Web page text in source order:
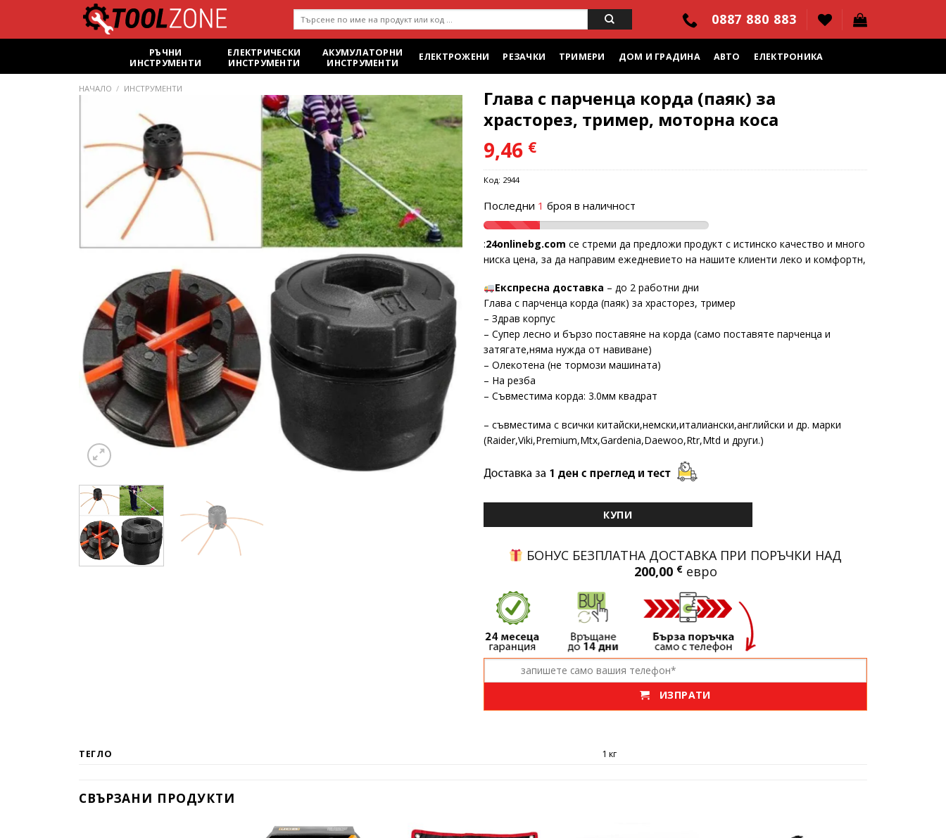
content
0887 880 883
РЪЧНИ
ИНСТРУМЕНТИ
ЕЛЕКТРИЧЕСКИ
ИНСТРУМЕНТИ
АКУМУЛАТОРНИ
ИНСТРУМЕНТИ
ЕЛЕКТРОЖЕНИ РЕЗАЧКИ ТРИМЕРИ ДОМ И ГРАДИНА АВТО ЕЛЕКТРОНИКА
НАЧАЛО / ИНСТРУМЕНТИ
Add to
wishlist
Глава с парченца корда (паяк) за
храсторез, тример, моторна коса
9,46 €
Код: 2944
Последни 1 броя в наличност
:24onlinebg.com се стреми да предложи продукт с истинско качество и много
ниска цена, за да направим ежедневието на нашите клиенти леко и комфортн,
Експресна доставка – до 2 работни дни
Глава с парченца корда (паяк) за храсторез, тример
– Здрав корпус
– Супер лесно и бързо поставяне на корда (само поставяте парченца и
затягате,няма нужда от навиване)
– Олекотена (не тормози машината)
– На резба
– Съвместима корда: 3.0мм квадрат
– съвместима с всички китайски,немски,италиански,английски и др. марки
(Raider,Viki,Premium,Mtx,Gardenia,Daewoo,Rtr,Mtd и други.)
КУПИ
БОНУС БЕЗПЛАТНА ДОСТАВКА ПРИ ПОРЪЧКИ НАД
200,00 €евро
ИЗПРАТИ
ТЕГЛО 1 кг
СВЪРЗАНИ ПРОДУКТИ